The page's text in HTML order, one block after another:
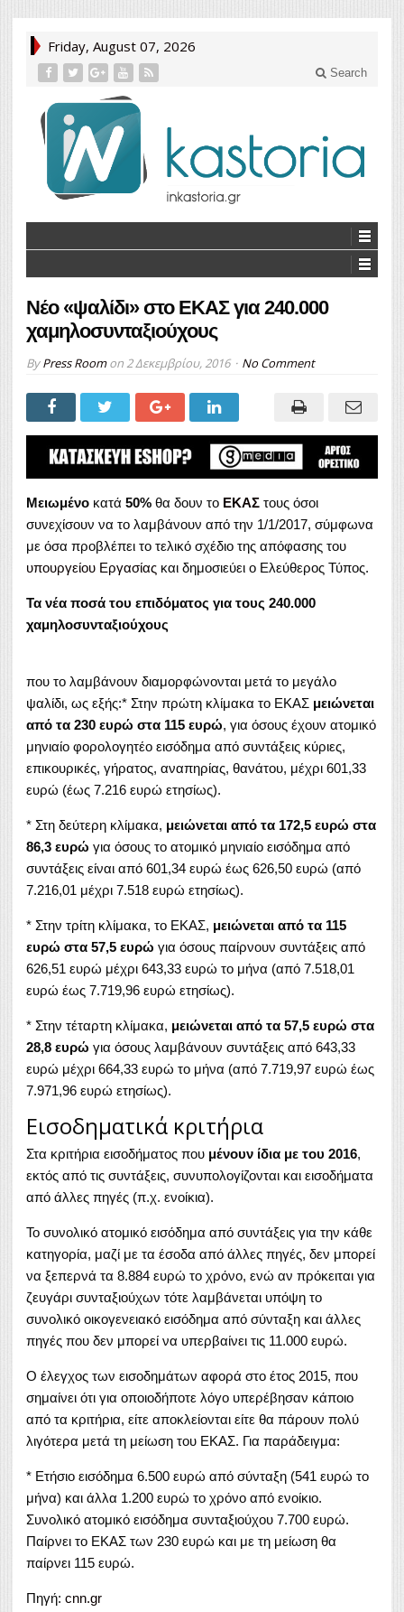
Friday, August 07, 2026
Search
Νέο «ψαλίδι» στο ΕΚΑΣ για 240.000
χαμηλοσυνταξιούχους
ByPress Roomon 2 Δεκεμβρίου, 2016 No Comment
Μειωμένο κατά 50% θα δουν το ΕΚΑΣ τους όσοι
συνεχίσουν να το λαμβάνουν από την 1/1/2017, σύμφωνα
με όσα προβλέπει το τελικό σχέδιο της απόφασης του
υπουργείου Εργασίας και δημοσιεύει ο Ελεύθερος Τύπος.
Τα νέα ποσά του επιδόματος για τους 240.000
χαμηλοσυνταξιούχους
που το λαμβάνουν διαμορφώνονται μετά το μεγάλο
ψαλίδι, ως εξής:* Στην πρώτη κλίμακα το ΕΚΑΣ μειώνεται
από τα 230 ευρώ στα 115 ευρώ, για όσους έχουν ατομικό
μηνιαίο φορολογητέο εισόδημα από συντάξεις κύριες,
επικουρικές, γήρατος, αναπηρίας, θανάτου, μέχρι 601,33
ευρώ (έως 7.216 ευρώ ετησίως).
* Στη δεύτερη κλίμακα, μειώνεται από τα 172,5 ευρώ στα
86,3 ευρώ για όσους το ατομικό μηνιαίο εισόδημα από
συντάξεις είναι από 601,34 ευρώ έως 626,50 ευρώ (από
7.216,01 μέχρι 7.518 ευρώ ετησίως).
* Στην τρίτη κλίμακα, το ΕΚΑΣ, μειώνεται από τα 115
ευρώ στα 57,5 ευρώ για όσους παίρνουν συντάξεις από
626,51 ευρώ μέχρι 643,33 ευρώ το μήνα (από 7.518,01
ευρώ έως 7.719,96 ευρώ ετησίως).
* Στην τέταρτη κλίμακα, μειώνεται από τα 57,5 ευρώ στα
28,8 ευρώ για όσους λαμβάνουν συντάξεις από 643,33
ευρώ μέχρι 664,33 ευρώ το μήνα (από 7.719,97 ευρώ έως
7.971,96 ευρώ ετησίως).
Εισοδηματικά κριτήρια
Στα κριτήρια εισοδήματος που μένουν ίδια με του 2016,
εκτός από τις συντάξεις, συνυπολογίζονται και εισοδήματα
από άλλες πηγές (π.χ. ενοίκια).
Το συνολικό ατομικό εισόδημα από συντάξεις για την κάθε
κατηγορία, μαζί με τα έσοδα από άλλες πηγές, δεν μπορεί
να ξεπερνά τα 8.884 ευρώ το χρόνο, ενώ αν πρόκειται για
ζευγάρι συνταξιούχων τότε λαμβάνεται υπόψη το
συνολικό οικογενειακό εισόδημα από σύνταξη και άλλες
πηγές που δεν μπορεί να υπερβαίνει τις 11.000 ευρώ.
Ο έλεγχος των εισοδημάτων αφορά στο έτος 2015, που
σημαίνει ότι για οποιοδήποτε λόγο υπερέβησαν κάποιο
από τα κριτήρια, είτε αποκλείονται είτε θα πάρουν πολύ
λιγότερα μετά τη μείωση του ΕΚΑΣ. Για παράδειγμα:
* Ετήσιο εισόδημα 6.500 ευρώ από σύνταξη (541 ευρώ το
μήνα) και άλλα 1.200 ευρώ το χρόνο από ενοίκιο.
Συνολικό ατομικό εισόδημα συνταξιούχου 7.700 ευρώ.
Παίρνει το ΕΚΑΣ των 230 ευρώ και με τη μείωση θα
παίρνει 115 ευρώ.
Πηγή: cnn.gr